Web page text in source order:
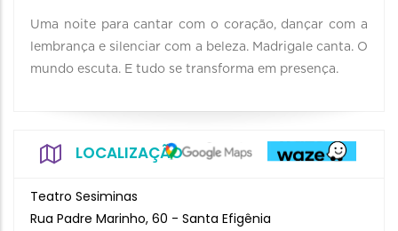
Uma noite para cantar com o coração, dançar com a
lembrança e silenciar com a beleza. Madrigale canta. O
mundo escuta. E tudo se transforma em presença.
LOCALIZAÇÃO
Teatro Sesiminas
Rua Padre Marinho, 60 - Santa Efigênia